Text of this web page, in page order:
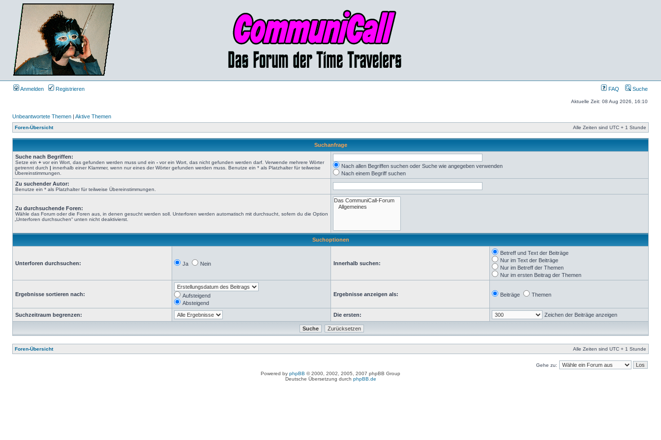
Anmelden Registrieren FAQ Suche
Aktuelle Zeit: 08 Aug 2026, 16:10
Unbeantwortete Themen | Aktive Themen
Foren-Übersicht Alle Zeiten sind UTC + 1 Stunde
Suchanfrage
Suche nach Begriffen:
Setze ein + vor ein Wort, das gefunden werden muss und ein - vor ein Wort, das nicht gefunden werden darf. Verwende mehrere Wörter
getrennt durch | innerhalb einer Klammer, wenn nur eines der Wörter gefunden werden muss. Benutze ein * als Platzhalter für teilweise
Übereinstimmungen.
Nach allen Begriffen suchen oder Suche wie angegeben verwenden
Nach einem Begriff suchen
Zu suchender Autor:
Benutze ein * als Platzhalter für teilweise Übereinstimmungen.
Zu durchsuchende Foren:
Wähle das Forum oder die Foren aus, in denen gesucht werden soll. Unterforen werden automatisch mit durchsucht, sofern du die Option
„Unterforen durchsuchen“ unten nicht deaktivierst.
Suchoptionen
Unterforen durchsuchen: Ja Nein Innerhalb suchen:
Betreff und Text der Beiträge
Nur im Text der Beiträge
Nur im Betreff der Themen
Nur im ersten Beitrag der Themen
Ergebnisse sortieren nach:
Aufsteigend
Absteigend
Ergebnisse anzeigen als: Beiträge Themen
Suchzeitraum begrenzen: Die ersten: Zeichen der Beiträge anzeigen
Foren-Übersicht Alle Zeiten sind UTC + 1 Stunde
Gehe zu:
Powered by phpBB © 2000, 2002, 2005, 2007 phpBB Group
Deutsche Übersetzung durch phpBB.de